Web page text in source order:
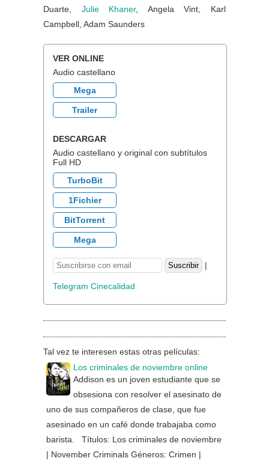
Duarte, Julie Khaner, Angela Vint, Karl
Campbell, Adam Saunders
VER ONLINE
Audio castellano
Mega
Trailer
DESCARGAR
Audio castellano y original con subtítulos
Full HD
TurboBit
1Fichier
BitTorrent
Mega
|
Telegram Cinecalidad
Tal vez te interesen estas otras películas:
Los criminales de noviembre online
Addison es un joven estudiante que se
obsesiona con resolver el asesinato de
uno de sus compañeros de clase, que fue
asesinado en un café donde trabajaba como
barista. Títulos: Los criminales de noviembre
| November Criminals Géneros: Crimen |